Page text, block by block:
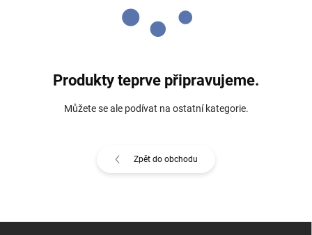
Produkty teprve připravujeme.
Můžete se ale podívat na ostatní kategorie.
Zpět do obchodu